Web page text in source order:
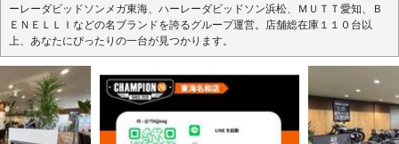
ーレーダビッドソンメガ東海、ハーレーダビッドソン浜松、ＭＵＴＴ愛知、Ｂ
ＥＮＥＬＬＩなどの名ブランドを誇るグループ運営。店舗総在庫１１０台以
上、あなたにぴったりの一台が見つかります。